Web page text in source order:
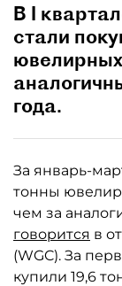
В I
стали
года.
За январь-
тонны
чем за
говорится в
(WGC). За
купили 19,6